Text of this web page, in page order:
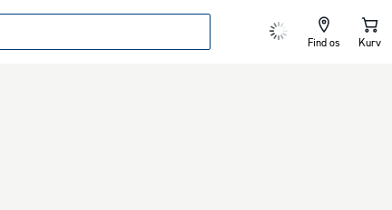
Find os Kurv